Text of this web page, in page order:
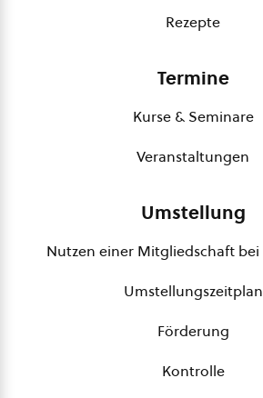
Rezepte
Termine
Kurse & Seminare
Veranstaltungen
Umstellung
Nutzen einer Mitgliedschaft bei
Umstellungszeitplan
Förderung
Kontrolle